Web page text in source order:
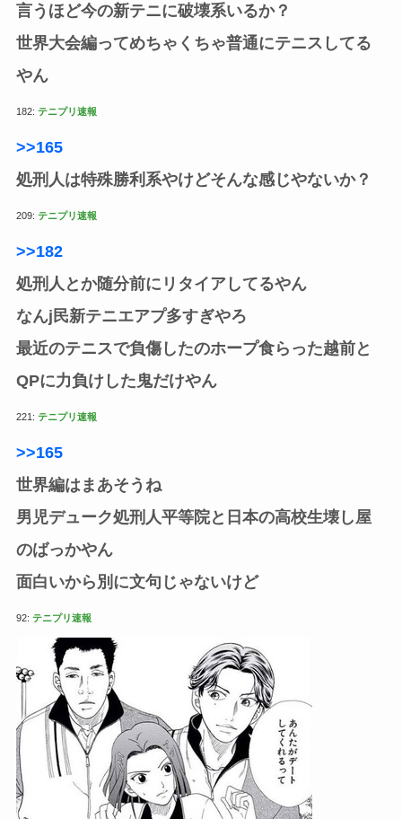
言うほど今の新テニに破壊系いるか？
世界大会編ってめちゃくちゃ普通にテニスしてる
やん
182: テニプリ速報
>>165
処刑人は特殊勝利系やけどそんな感じやないか？
209: テニプリ速報
>>182
処刑人とか随分前にリタイアしてるやん
なんj民新テニエアプ多すぎやろ
最近のテニスで負傷したのホープ食らった越前と
QPに力負けした鬼だけやん
221: テニプリ速報
>>165
世界編はまあそうね
男児デューク処刑人平等院と日本の高校生壊し屋
のばっかやん
面白いから別に文句じゃないけど
92: テニプリ速報